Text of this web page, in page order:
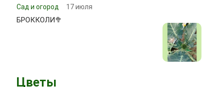
Сад и огород 17 июля
БРОККОЛИ🥦
Цветы